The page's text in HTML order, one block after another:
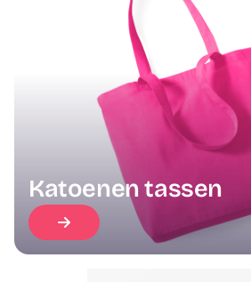
Katoenen tassen